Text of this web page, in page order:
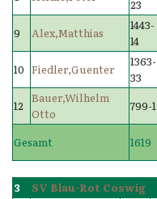
23
9
Alex,Matthias
1443-
14
10 Fiedler,Guenter
1363-
33
12
Bauer,Wilhelm
Otto
799-1
Gesamt 1619
3
SV Blau-Rot Coswig